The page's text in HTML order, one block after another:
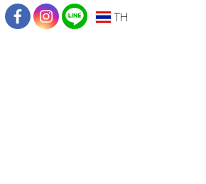
TH